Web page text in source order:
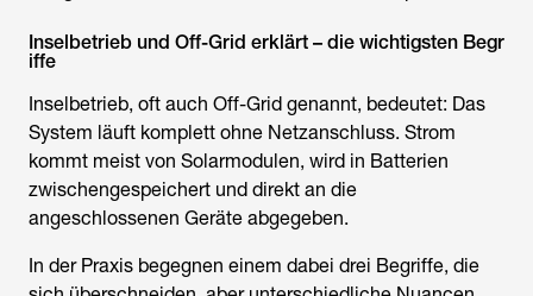
Inselbetrieb und Off-Grid erklärt – die wichtigsten Begr
iffe
Inselbetrieb, oft auch Off-Grid genannt, bedeutet: Das
System läuft komplett ohne Netzanschluss. Strom
kommt meist von Solarmodulen, wird in Batterien
zwischengespeichert und direkt an die
angeschlossenen Geräte abgegeben.
In der Praxis begegnen einem dabei drei Begriffe, die